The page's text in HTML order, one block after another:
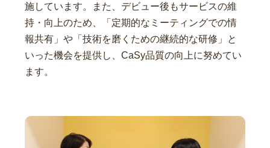
施しています。また、デビュー後もサービスの維
持・向上のため、「定期的なミーティングでの情
報共有」や「技術を磨くための継続的な研修」と
いった機会を提供し、CaSy品質の向上に努めてい
ます。